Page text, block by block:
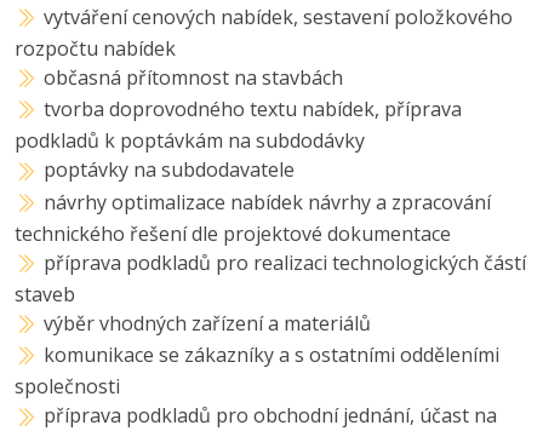
vytváření cenových nabídek, sestavení položkového
rozpočtu nabídek
občasná přítomnost na stavbách
tvorba doprovodného textu nabídek, příprava
podkladů k poptávkám na subdodávky
poptávky na subdodavatele
návrhy optimalizace nabídek návrhy a zpracování
technického řešení dle projektové dokumentace
příprava podkladů pro realizaci technologických částí
staveb
výběr vhodných zařízení a materiálů
komunikace se zákazníky a s ostatními odděleními
společnosti
příprava podkladů pro obchodní jednání, účast na